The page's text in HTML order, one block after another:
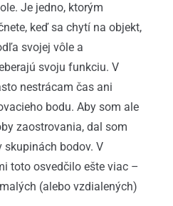
Je jedno, ktorým
keď sa chytí na objekt,
svojej vôle a
svoju funkciu. V
nestrácam čas ani
bodu. Aby som ale
zaostrovania, dal som
bodov. V
toto osvedčilo ešte viac –
(alebo vzdialených)